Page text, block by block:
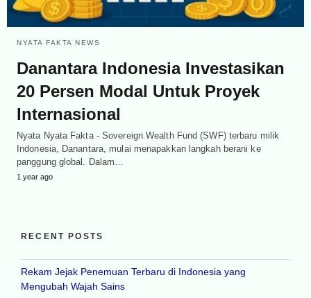
NYATA FAKTA NEWS
Danantara Indonesia Investasikan
20 Persen Modal Untuk Proyek
Internasional
Nyata Nyata Fakta - Sovereign Wealth Fund (SWF) terbaru milik
Indonesia, Danantara, mulai menapakkan langkah berani ke
panggung global. Dalam…
1 year ago
RECENT POSTS
Rekam Jejak Penemuan Terbaru di Indonesia yang
Mengubah Wajah Sains